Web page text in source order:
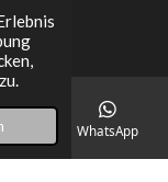
k
T
o
k
WhatsApp